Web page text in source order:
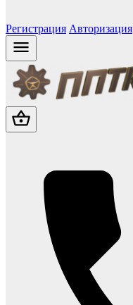
Регистрация Авторизация